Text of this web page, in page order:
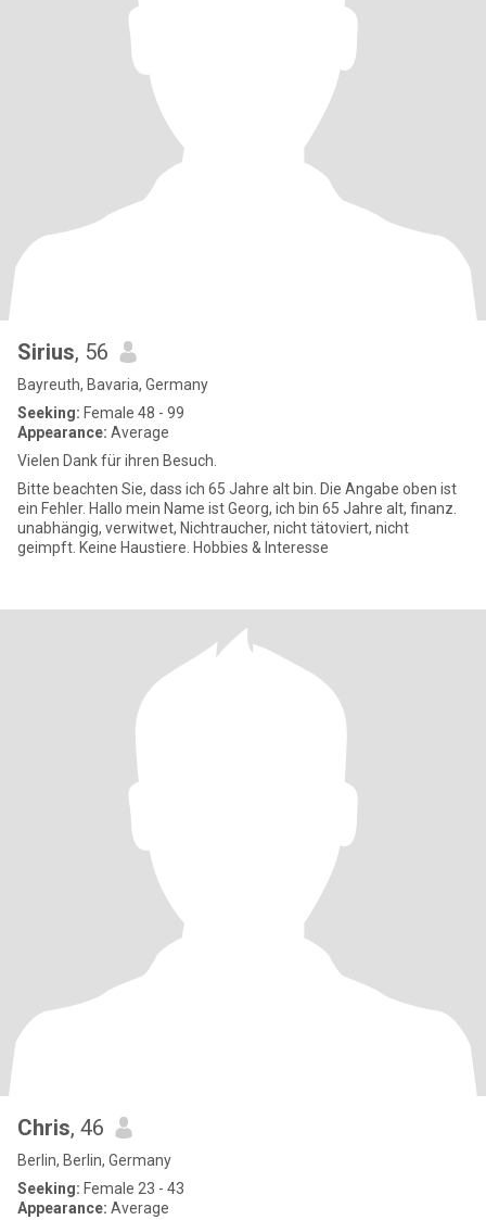
Sirius, 56
Bayreuth, Bavaria, Germany
Seeking: Female 48 - 99
Appearance: Average
Vielen Dank für ihren Besuch.
Bitte beachten Sie, dass ich 65 Jahre alt bin. Die Angabe oben ist
ein Fehler. Hallo mein Name ist Georg, ich bin 65 Jahre alt, finanz.
unabhängig, verwitwet, Nichtraucher, nicht tätoviert, nicht
geimpft. Keine Haustiere. Hobbies & Interesse
Chris, 46
Berlin, Berlin, Germany
Seeking: Female 23 - 43
Appearance: Average